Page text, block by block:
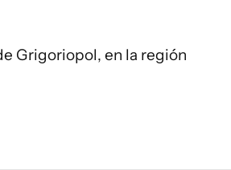
Grigoriopol, en la región